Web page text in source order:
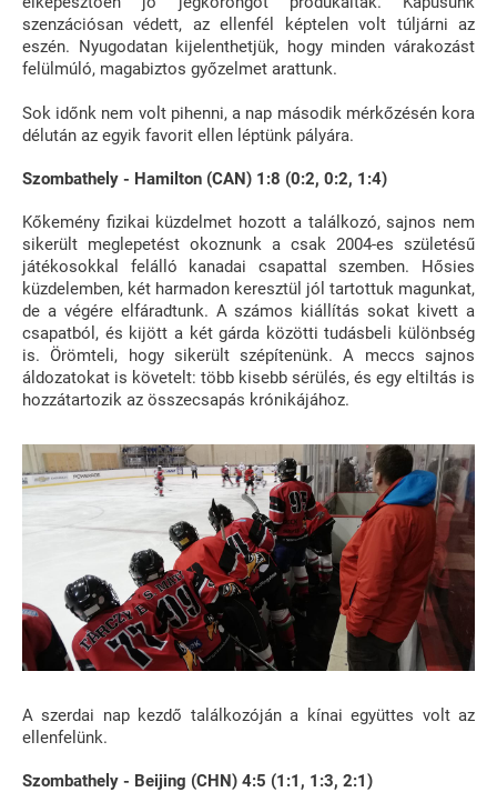
szenzációsan védett, az ellenfél képtelen volt túljárni az
eszén. Nyugodatan kijelenthetjük, hogy minden várakozást
felülmúló, magabiztos győzelmet arattunk.
Sok időnk nem volt pihenni, a nap második mérkőzésén kora
délután az egyik favorit ellen léptünk pályára.
Szombathely - Hamilton (CAN) 1:8 (0:2, 0:2, 1:4)
Kőkemény fizikai küzdelmet hozott a találkozó, sajnos nem
sikerült meglepetést okoznunk a csak 2004-es születésű
játékosokkal felálló kanadai csapattal szemben. Hősies
küzdelemben, két harmadon keresztül jól tartottuk magunkat,
de a végére elfáradtunk. A számos kiállítás sokat kivett a
csapatból, és kijött a két gárda közötti tudásbeli különbség
is. Örömteli, hogy sikerült szépítenünk. A meccs sajnos
áldozatokat is követelt: több kisebb sérülés, és egy eltiltás is
hozzátartozik az összecsapás krónikájához.
A szerdai nap kezdő találkozóján a kínai együttes volt az
ellenfelünk.
Szombathely - Beijing (CHN) 4:5 (1:1, 1:3, 2:1)